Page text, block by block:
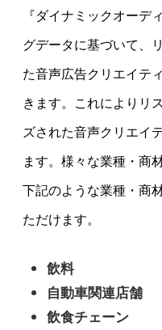
『ダイナミックオー
グデータに基づいて、
た音声広告クリエイテ
きます。これによりリ
ズされた音声クリエイ
ます。様々な業種・商
下記のような業種・商
ただけます。
飲料
自動車関連店舗
飲食チェーン